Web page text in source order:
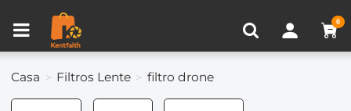
0
Comparar produtos (0)
Casa Filtros Lente filtro drone